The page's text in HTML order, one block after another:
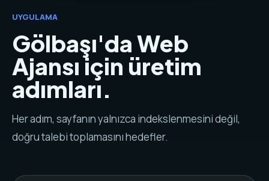
UYGULAMA
Gölbaşı'da Web
Ajansı için üretim
adımları.
Her adım, sayfanın yalnızca indekslenmesini değil,
doğru talebi toplamasını hedefler.